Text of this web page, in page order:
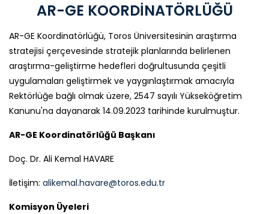
AR-GE KOORDİNATÖRLÜĞÜ
AR-GE Koordinatörlüğü, Toros Üniversitesinin araştırma
stratejisi çerçevesinde stratejik planlarında belirlenen
araştırma-geliştirme hedefleri doğrultusunda çeşitli
uygulamaları geliştirmek ve yaygınlaştırmak amacıyla
Rektörlüğe bağlı olmak üzere, 2547 sayılı Yükseköğretim
Kanunu'na dayanarak 14.09.2023 tarihinde kurulmuştur.
AR-GE Koordinatörlüğü Başkanı
Doç. Dr. Ali Kemal HAVARE
İletişim: alikemal.havare@toros.edu.tr
Komisyon Üyeleri